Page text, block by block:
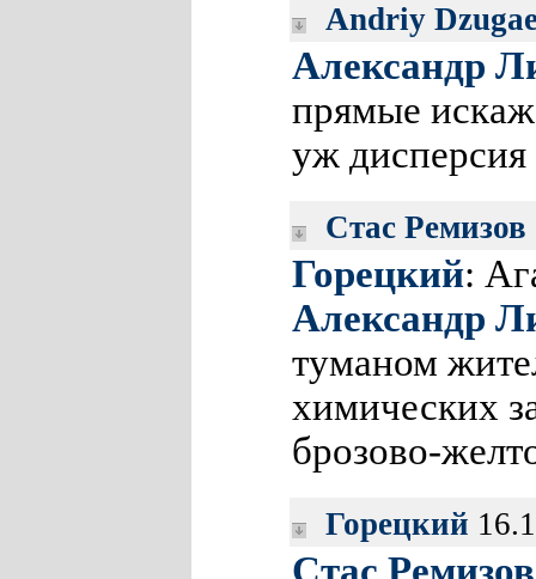
Andriy
Александр
прямые
уж дисперсия
Стас Ремизов
Горецкий:
Александр
туманом
химических
брозово-
Горецкий